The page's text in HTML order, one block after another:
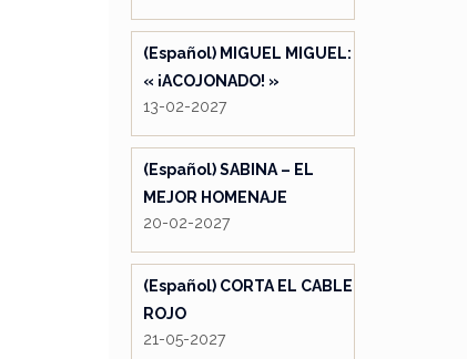
(Español) MIGUEL MIGUEL:
« ¡ACOJONADO! »
13-02-2027
(Español) SABINA – EL
MEJOR HOMENAJE
20-02-2027
(Español) CORTA EL CABLE
ROJO
21-05-2027